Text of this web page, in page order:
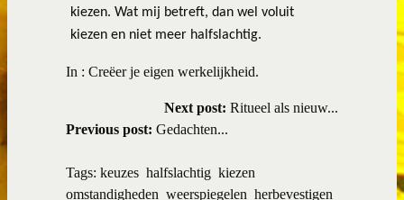
kiezen. Wat mij betreft, dan wel voluit
kiezen en niet meer halfslachtig.
In : Creëer je eigen werkelijkheid.
Next post: Ritueel als nieuw...
Previous post: Gedachten...
Tags: keuzes halfslachtig kiezen
omstandigheden weerspiegelen herbevestigen